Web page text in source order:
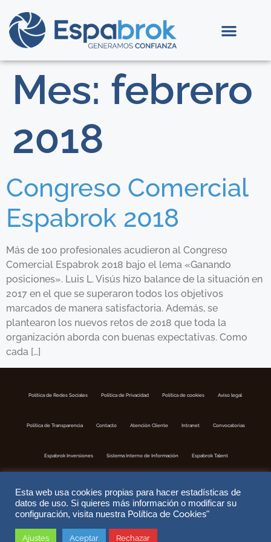
Mes: febrero
2018
Congreso Comercial
Espabrok 2018
Más de 100 profesionales acudieron al Congreso
Comercial Espabrok 2018 bajo el lema «Ganando
posiciones». Luis L. Visús hizo balance de la situación en
2017 en el que se superaron todos los objetivos
marcados de manera satisfactoria. Además, se
plantearon los nuevos retos de 2018 que toda la
organización aborda con buenas expectativas. Como
cada […]
Política de Redes Sociales Politica de Privacidad Política de cookies Aviso legal
Política de Transparencia Contacto Atención Cliente Intranet Convocatorias
Espabrok Inversiones Sistema Interno de Información Espabrok Talent
Esta web usa cookies propias para hacer estadísticas de
datos de uso. Si quieres más información o modificar su
configuración, visita nuestra Política de Cookies"
Ajustes Aceptar Rechazar